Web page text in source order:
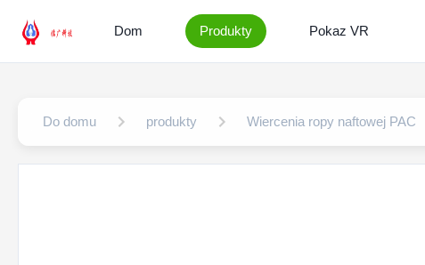
Dom Produkty Pokaz VR
Do domu produkty Wiercenia ropy naftowej PAC